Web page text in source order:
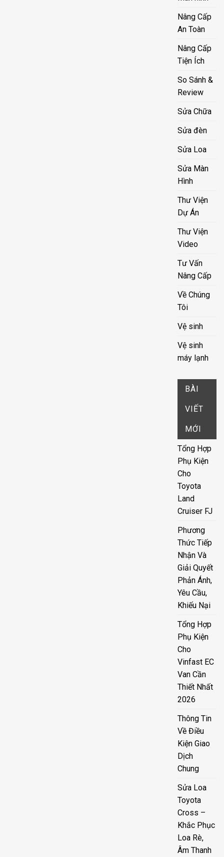
Nâng Cấp
An Toàn
Nâng Cấp
Tiện Ích
So Sánh &
Review
Sửa Chữa
Sửa đèn
Sửa Loa
Sửa Màn
Hình
Thư Viện
Dự Án
Thư Viện
Video
Tư Vấn
Nâng Cấp
Về Chúng
Tôi
Vệ sinh
Vệ sinh
máy lạnh
BÀI
VIẾT
MỚI
Tổng Hợp
Phụ Kiện
Cho
Toyota
Land
Cruiser FJ
Phương
Thức Tiếp
Nhận Và
Giải Quyết
Phản Ánh,
Yêu Cầu,
Khiếu Nại
Tổng Hợp
Phụ Kiện
Cho
Vinfast EC
Van Cần
Thiết Nhất
2026
Thông Tin
Về Điều
Kiện Giao
Dịch
Chung
Sửa Loa
Toyota
Cross –
Khắc Phục
Loa Rè,
Âm Thanh